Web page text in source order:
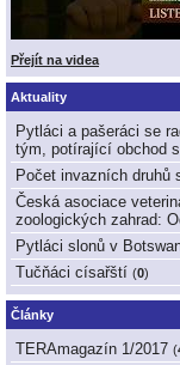
Přejít na videa
Aktuality
Pytláci a pašeráci se
tým, potírající obchod
Počet invazních druhů
Česká asociace
zoologických zahrad:
Pytláci slonů v
Tučňáci císařští (0)
Články
TERAmagazín 1/2017 (